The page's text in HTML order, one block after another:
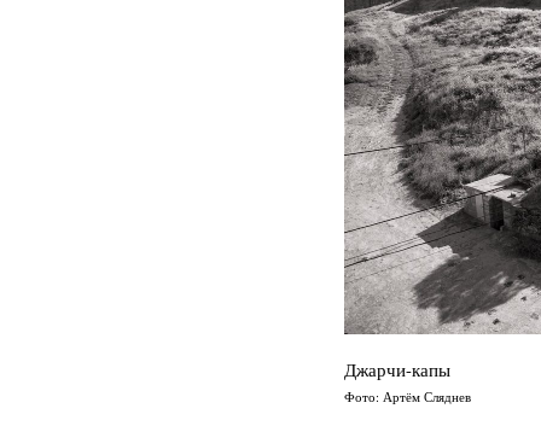
Джарчи-капы
Фото: Артём Сляднев